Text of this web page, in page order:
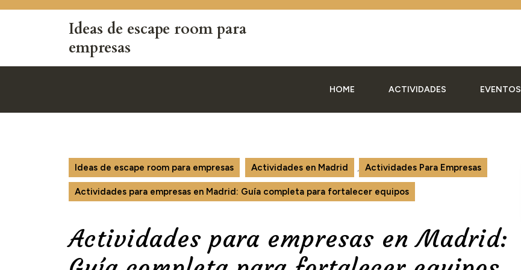
Ideas de escape room para
empresas
HOME ACTIVIDADES EVENTOS
Ideas de escape room para empresas Actividades en Madrid , Actividades Para Empresas
Actividades para empresas en Madrid: Guía completa para fortalecer equipos
Actividades para empresas en Madrid: